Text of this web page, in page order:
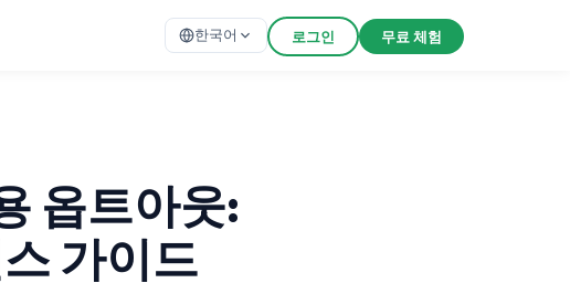
한국어 로그인 무료 체험
옵트아웃:
가이드